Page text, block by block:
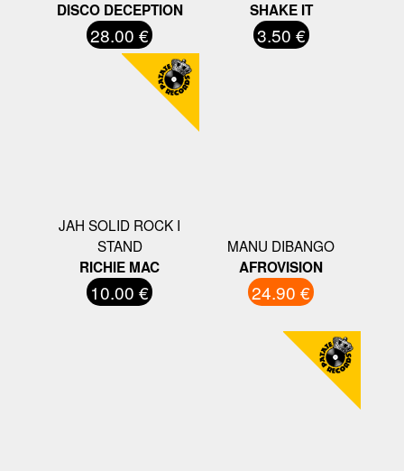
DISCO DECEPTION
28.00 €
SHAKE IT
3.50 €
JAH SOLID ROCK I
STAND
RICHIE MAC
10.00 €
MANU DIBANGO
AFROVISION
24.90 €